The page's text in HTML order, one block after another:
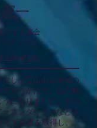
一
ガイド協会
ステージⅡ
し、立山山岳地域の
きっかけで、山の魅
になりました。その
コンダクターなどを
ド資格を取得し、